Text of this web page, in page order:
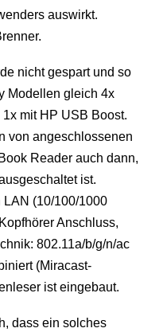
auswirkt.
nicht gespart und so
Modellen gleich 4x
mit HP USB Boost.
von angeschlossenen
Reader auch dann,
ist.
(10/100/1000
Anschluss,
802.11a/b/g/n/ac
(Miracast-
ist eingebaut.
dass ein solches